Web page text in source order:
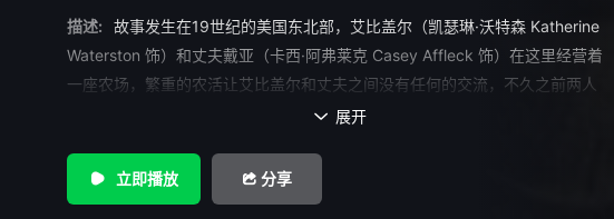
描述:
故事发生在19世纪的美国东北部，艾比盖尔（凯瑟琳·沃特森 Katherine
Waterston 饰）和丈夫戴亚（卡西·阿弗莱克 Casey Affleck 饰）在这里经营着
一座农场，繁重的农活让艾比盖尔和丈夫之间没有任何的交流，不久之前两人
的女儿因病去世的事件也让这对夫妻之间的感情更加的疏离。 某日，农场
托弗·阿波特 Christopher Abbott 饰），塔利的处境和艾比盖尔差不过，在家庭
中也处于弱势的地位，她因为无法怀孕而遭到丈夫的冷待。两个内心里伤痕累
 展开
立即播放 分享